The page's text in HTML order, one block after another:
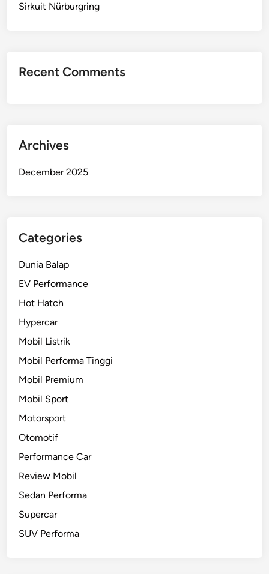
Sirkuit Nürburgring
Recent Comments
Archives
December 2025
Categories
Dunia Balap
EV Performance
Hot Hatch
Hypercar
Mobil Listrik
Mobil Performa Tinggi
Mobil Premium
Mobil Sport
Motorsport
Otomotif
Performance Car
Review Mobil
Sedan Performa
Supercar
SUV Performa